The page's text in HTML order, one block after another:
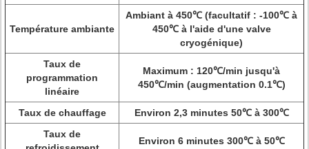
Température ambiante
Ambiant à 450℃ (facultatif : -100℃ à
450℃ à l'aide d'une valve
cryogénique)
Taux de
programmation
linéaire
Maximum : 120℃/min jusqu'à
450℃/min (augmentation 0.1℃)
Taux de chauffage
Environ 2,3 minutes 50℃ à 300℃
Taux de
Environ 6 minutes 300℃ à 50℃